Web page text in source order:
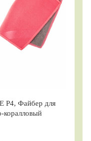
Green Fiber CARE 1, Файбер
косметический, серый